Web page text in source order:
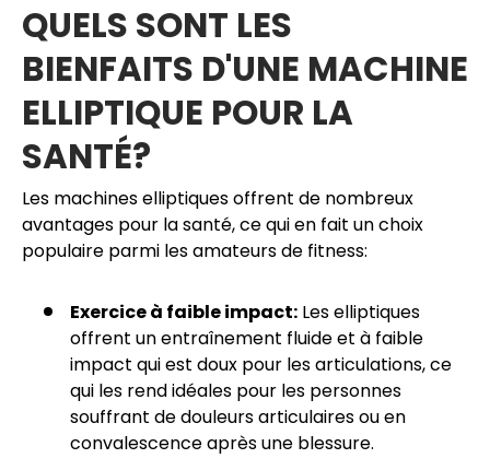
QUELS SONT LES
BIENFAITS D'UNE MACHINE
ELLIPTIQUE POUR LA
SANTÉ?
Les machines elliptiques offrent de nombreux
avantages pour la santé, ce qui en fait un choix
populaire parmi les amateurs de fitness:
Exercice à faible impact: Les elliptiques
offrent un entraînement fluide et à faible
impact qui est doux pour les articulations, ce
qui les rend idéales pour les personnes
souffrant de douleurs articulaires ou en
convalescence après une blessure.